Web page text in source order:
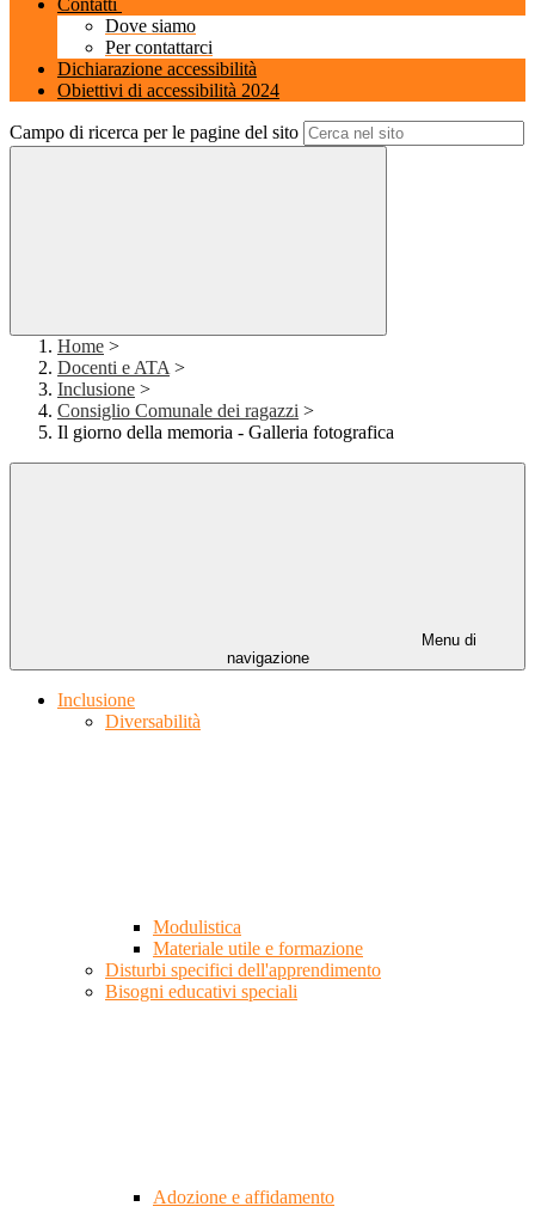
Contatti
Dove siamo
Per contattarci
Dichiarazione accessibilità
Obiettivi di accessibilità 2024
Campo di ricerca per le pagine del sito
Home >
Docenti e ATA >
Inclusione >
Consiglio Comunale dei ragazzi >
Il giorno della memoria - Galleria fotografica
Menu di
navigazione
Inclusione
Diversabilità
Modulistica
Materiale utile e formazione
Disturbi specifici dell'apprendimento
Bisogni educativi speciali
Adozione e affidamento